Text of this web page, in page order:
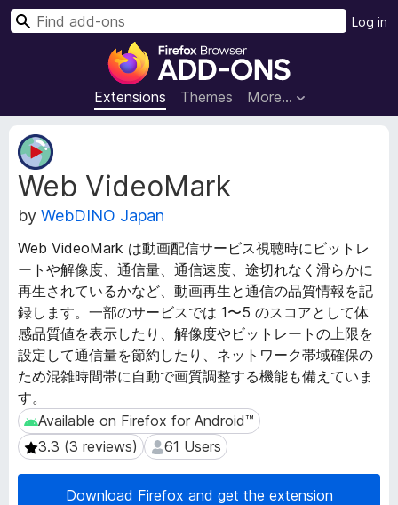
F
r
e
x
B
o
w
s
e
r
A
d
-
o
n
s
Extensions Themes More…
Log in
S
Web VideoMark
by WebDINO Japan
Web VideoMark は動画配信サービス視聴時にビットレ
ートや解像度、通信量、通信速度、途切れなく滑らかに
再生されているかなど、動画再生と通信の品質情報を記
録します。一部のサービスでは 1〜5 のスコアとして体
感品質値を表示したり、解像度やビットレートの上限を
設定して通信量を節約したり、ネットワーク帯域確保の
ため混雑時間帯に自動で画質調整する機能も備えていま
す。
Available on Firefox for Android™
Available on Firefox for Android™
3.3 (3 reviews)
3.3 (3 reviews) 61 Users
61 Users
Download Firefox and get the extension
E
x
t
e
n
i
o
n
M
e
t
a
d
a
t
a